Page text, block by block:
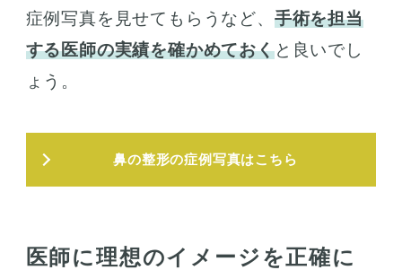
症例写真を見せてもらうなど、 手術を担当
する医師の実績を確かめておくと良いでし
ょう。
鼻の整形の症例写真はこちら
医師に理想のイメージを正確に